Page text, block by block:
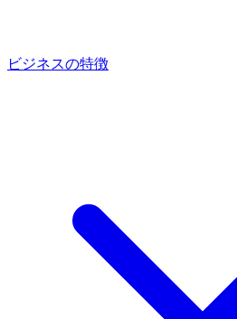
ビジネスの特徴